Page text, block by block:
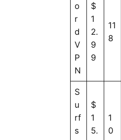
o
r
d
V
P
N
$
1
2.
9
9
11
8
S
u
rf
s
$
1
5.
1
0